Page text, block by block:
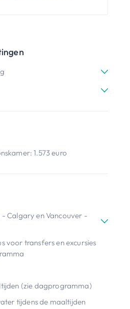
1.573 euro
Calgary en Vancouver -
voor transfers en excursies
(zie dagprogramma)
tijdens de maaltijden